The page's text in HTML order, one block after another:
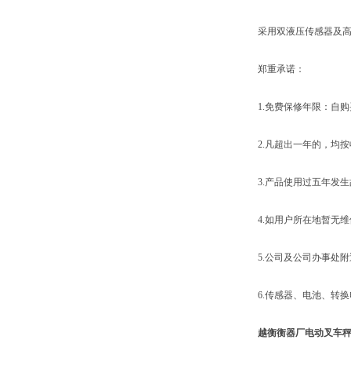
采用双液压传感器及高
郑重承诺：
1.免费保修年限：自购
2.凡超出一年的，均按
3.产品使用过五年发生
4.如用户所在地暂无维
5.公司及公司办事处附
6.传感器、电池、转换
越衡衡器厂电动叉车